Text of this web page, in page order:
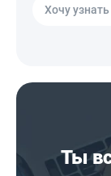
Хочу
Ты